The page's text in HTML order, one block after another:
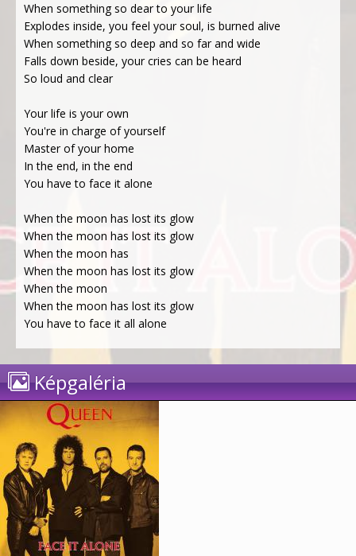
When something so dear to your life
Explodes inside, you feel your soul, is burned alive
When something so deep and so far and wide
Falls down beside, your cries can be heard
So loud and clear
Your life is your own
You're in charge of yourself
Master of your home
In the end, in the end
You have to face it alone
When the moon has lost its glow
When the moon has lost its glow
When the moon has
When the moon has lost its glow
When the moon
When the moon has lost its glow
You have to face it all alone
Képgaléria